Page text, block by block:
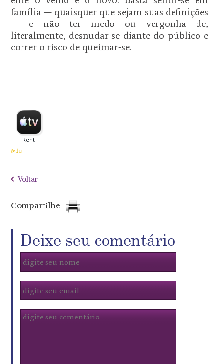
família — quaisquer que sejam suas definições
— e não ter medo ou vergonha de,
literalmente, desnudar-se diante do público e
correr o risco de queimar-se.
Voltar
Compartilhe
Deixe seu comentário